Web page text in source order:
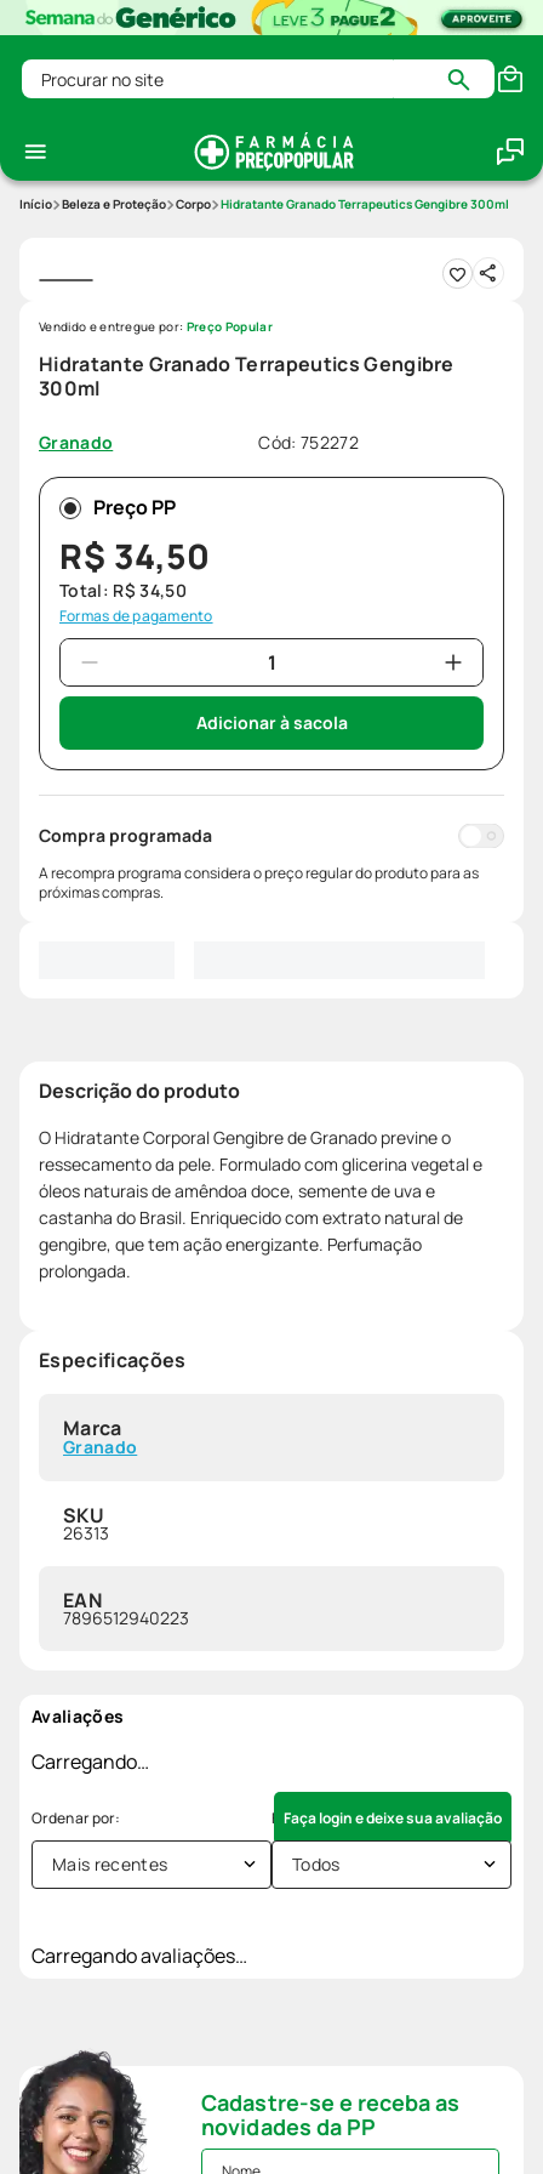
Procurar no site
Beleza e Proteção Corpo Hidratante Granado Terrapeutics Gengibre 300ml
Hidratante Granado Terrapeutics Gengibre
300ml
Granado Cód: 752272
Vendido e entregue por: Preço Popular
Preço PP
R$ 34,50
Total: R$ 34,50
Formas de pagamento
Adicionar à sacola
Compra programada
A recompra programa considera o preço regular do produto para as
próximas compras.
Descrição do produto
O Hidratante Corporal Gengibre de Granado previne o
ressecamento da pele. Formulado com glicerina vegetal e
óleos naturais de amêndoa doce, semente de uva e
castanha do Brasil. Enriquecido com extrato natural de
gengibre, que tem ação energizante. Perfumação
prolongada.
Especificações
Marca
Granado
SKU
26313
EAN
7896512940223
Avaliações
Carregando…
Faça login e deixe sua avaliação
Mais recentes Todos
Carregando avaliações…
Cadastre-se e receba as
novidades da PP